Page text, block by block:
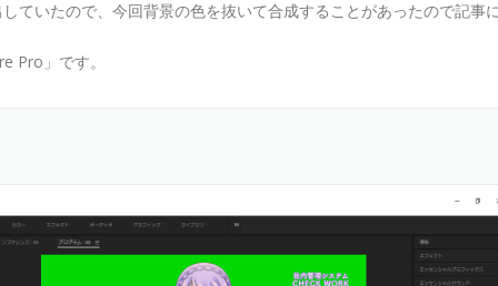
ていたので、今回背景の色を抜いて合成することがあったので記事
Pro」です。